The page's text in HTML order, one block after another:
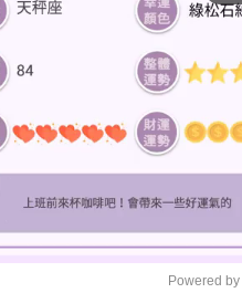
Powered by